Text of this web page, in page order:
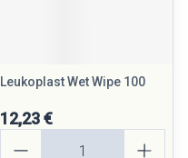
Leukoplast Wet Wipe 100
12,23 €